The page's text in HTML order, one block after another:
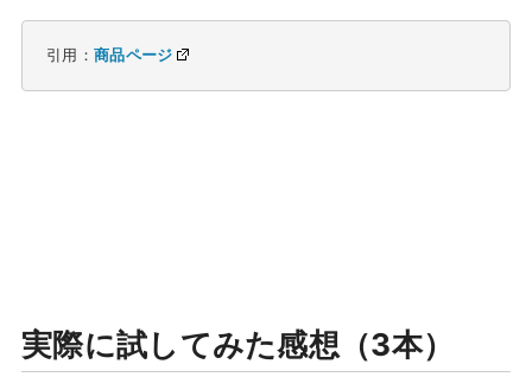
引用： 商品ページ
実際に試してみた感想（3本）